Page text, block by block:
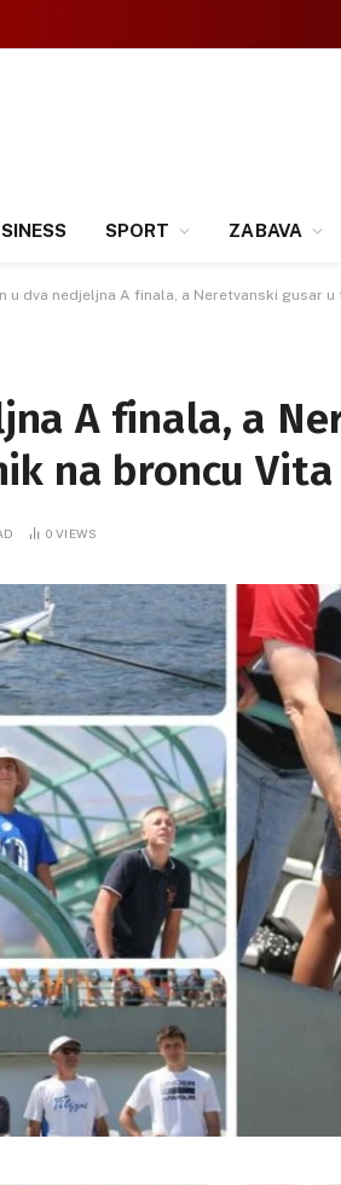
SPORT ZABAVA
u dva nedjeljna A finala, a Neretvanski gusar
A finala, a
na broncu
0VIEWS